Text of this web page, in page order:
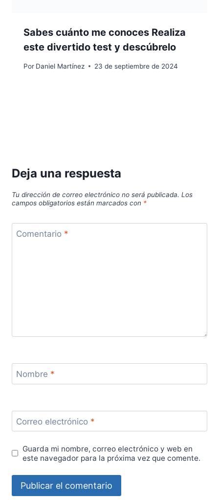
Sabes cuánto me conoces Realiza
este divertido test y descúbrelo
Por Daniel Martínez 23 de septiembre de 2024
Deja una respuesta
Tu dirección de correo electrónico no será publicada. Los
campos obligatorios están marcados con *
Comentario *
Nombre *
Correo electrónico *
Guarda mi nombre, correo electrónico y web en
este navegador para la próxima vez que comente.